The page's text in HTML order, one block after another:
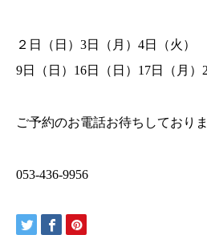
２日（日）3日（月）4日（火
9日（日）16日（日）17日（月）
ご予約のお電話お待ちしており
053-436-9956